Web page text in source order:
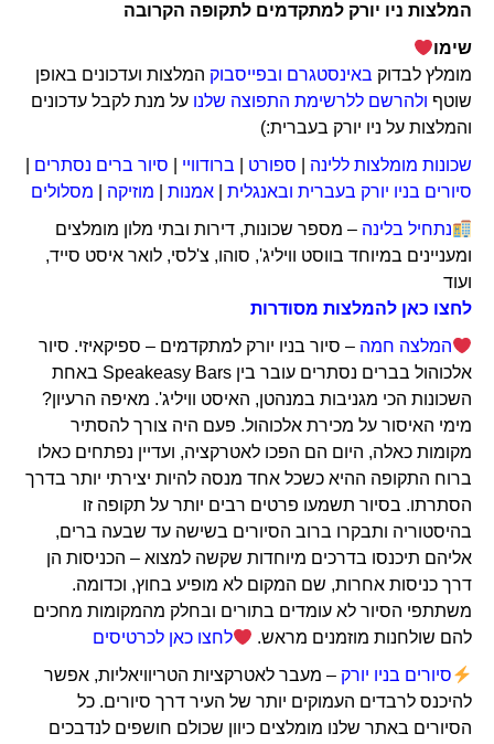
המלצות ניו יורק למתקדמים לתקופה הקרובה
שימו
מומלץ לבדוק באינסטגרם ובפייסבוק המלצות ועדכונים באופן
שוטף ולהרשם ללרשימת התפוצה שלנו על מנת לקבל עדכונים
והמלצות על ניו יורק בעברית:)
שכונות מומלצות ללינה
ספורט ברודוויי סיור ברים נסתרים
סיורים בניו יורק בעברית ובאנגלית
אמנות מוזיקה
מסלולים
נתחיל בלינה – מספר שכונות, דירות ובתי מלון מומלצים
ומעניינים במיוחד בווסט וויליג', סוהו, צ'לסי, לואר איסט סייד,
ועוד
לחצו כאן להמלצות מסודרות
המלצה חמה – סיור בניו יורק למתקדמים – ספיקאיזי. סיור
אלכוהול בברים נסתרים עובר בין Speakeasy Bars באחת
השכונות הכי מגניבות במנהטן, האיסט וויליג'. מאיפה הרעיון?
מימי האיסור על מכירת אלכוהול. פעם היה צורך להסתיר
מקומות כאלה, היום הם הפכו לאטרקציה, ועדיין נפתחים כאלו
ברוח התקופה ההיא כשכל אחד מנסה להיות יצירתי יותר בדרך
הסתרתו. בסיור תשמעו פרטים רבים יותר על תקופה זו
בהיסטוריה ותבקרו ברוב הסיורים בשישה עד שבעה ברים,
אליהם תיכנסו בדרכים מיוחדות שקשה למצוא – הכניסות הן
דרך כניסות אחרות, שם המקום לא מופיע בחוץ, וכדומה.
משתתפי הסיור לא עומדים בתורים ובחלק מהמקומות מחכים
להם שולחנות מוזמנים מראש.
לחצו כאן לכרטיסים
סיורים בניו יורק – מעבר לאטרקציות הטריוויאליות, אפשר
להיכנס לרבדים העמוקים יותר של העיר דרך סיורים. כל
הסיורים באתר שלנו מומלצים כיוון שכולם חושפים לנדבכים